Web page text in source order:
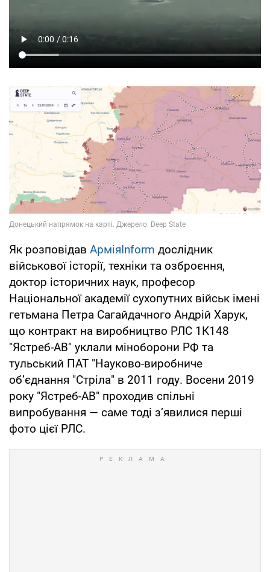
Як розповідав АрміяInform дослідник
військової історії, техніки та озброєння,
доктор історичних наук, професор
Національної академії сухопутних військ імені
гетьмана Петра Сагайдачного Андрій Харук,
що контракт на виробництво РЛС 1К148
"Ястреб-АВ" уклали міноборони РФ та
тульський ПАТ "Науково-виробниче
об’єднання "Стріла" в 2011 году. Восени 2019
року "Ястреб-АВ" проходив спільні
випробування — саме тоді з’явилися перші
фото цієї РЛС.